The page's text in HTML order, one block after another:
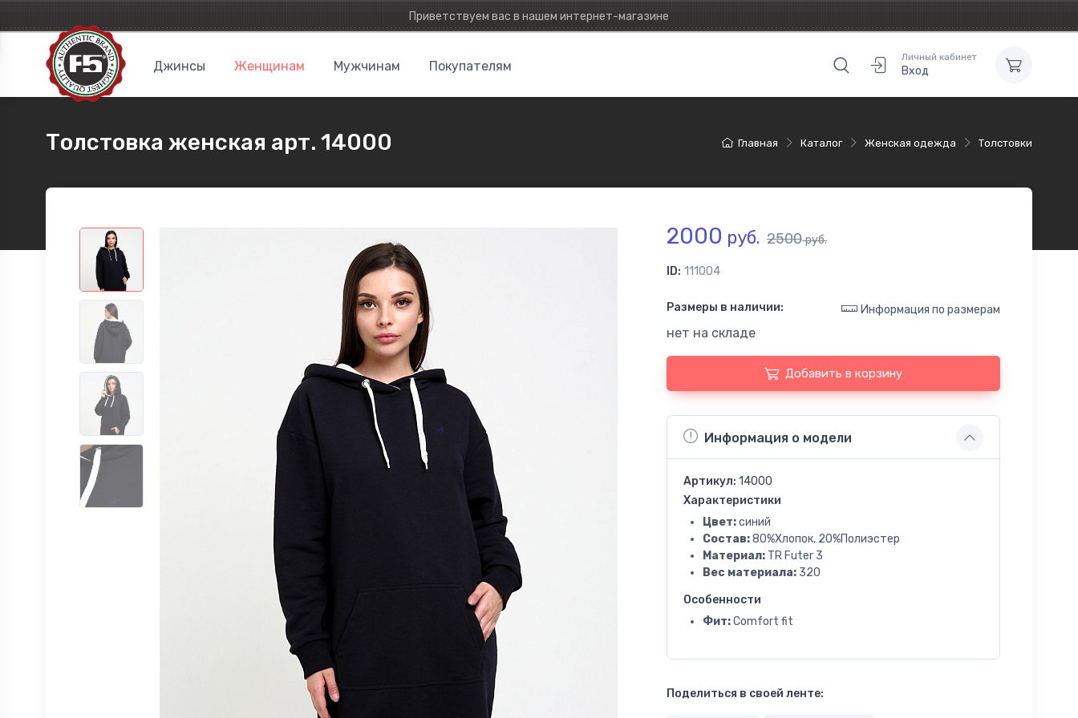
Приветствуем вас в нашем интернет-магазине
Личный кабинет
Вход
Джинсы Женщинам Мужчинам Покупателям
Главная Каталог Женская одежда Толстовки
Толстовка женская арт. 14000
2000 руб. 2500руб.
ID: 111004
Размеры в наличии: Информация по размерам
нет на складе
Добавить в корзину
Информация о модели
Артикул: 14000
Характеристики
Цвет:синий
Состав:80%Хлопок, 20%Полиэстер
Материал:TR Futer 3
Вес материала:320
Особенности
Фит:Comfort fit
Поделиться в своей ленте: